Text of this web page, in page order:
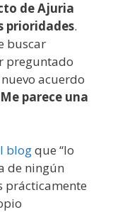
de Ajuria
prioridades.
buscar
preguntado
acuerdo
Me parece una
blogque “lo
de ningún
prácticamente